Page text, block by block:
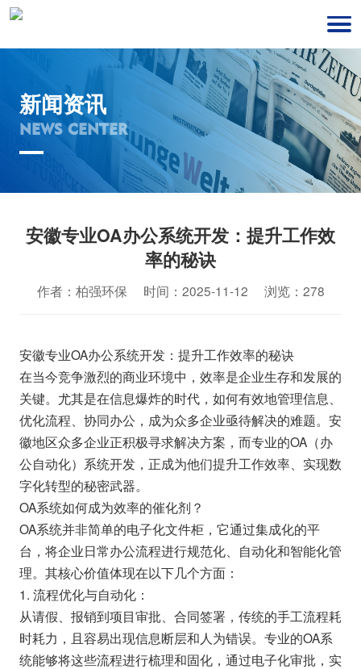
新闻资讯
NEWS CENTER
安徽专业OA办公系统开发：提升工作效
率的秘诀
作者：柏强环保 时间：2025-11-12 浏览：278
安徽专业OA办公系统开发：提升工作效率的秘诀
在当今竞争激烈的商业环境中，效率是企业生存和发展的
关键。尤其是在信息爆炸的时代，如何有效地管理信息、
优化流程、协同办公，成为众多企业亟待解决的难题。安
徽地区众多企业正积极寻求解决方案，而专业的OA（办
公自动化）系统开发，正成为他们提升工作效率、实现数
字化转型的秘密武器。
OA系统如何成为效率的催化剂？
OA系统并非简单的电子化文件柜，它通过集成化的平
台，将企业日常办公流程进行规范化、自动化和智能化管
理。其核心价值体现在以下几个方面：
1. 流程优化与自动化：
从请假、报销到项目审批、合同签署，传统的手工流程耗
时耗力，且容易出现信息断层和人为错误。专业的OA系
统能够将这些流程进行梳理和固化，通过电子化审批，实